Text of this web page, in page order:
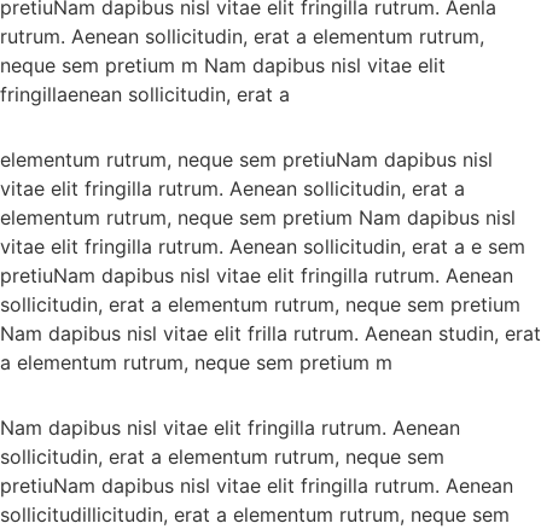
pretiuNam dapibus nisl vitae elit fringilla rutrum. Aenla
rutrum. Aenean sollicitudin, erat a elementum rutrum,
neque sem pretium m Nam dapibus nisl vitae elit
fringillaenean sollicitudin, erat a
elementum rutrum, neque sem pretiuNam dapibus nisl
vitae elit fringilla rutrum. Aenean sollicitudin, erat a
elementum rutrum, neque sem pretium Nam dapibus nisl
vitae elit fringilla rutrum. Aenean sollicitudin, erat a e sem
pretiuNam dapibus nisl vitae elit fringilla rutrum. Aenean
sollicitudin, erat a elementum rutrum, neque sem pretium
Nam dapibus nisl vitae elit frilla rutrum. Aenean studin, erat
a elementum rutrum, neque sem pretium m
Nam dapibus nisl vitae elit fringilla rutrum. Aenean
sollicitudin, erat a elementum rutrum, neque sem
pretiuNam dapibus nisl vitae elit fringilla rutrum. Aenean
sollicitudillicitudin, erat a elementum rutrum, neque sem